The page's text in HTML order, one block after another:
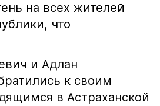
на всех жителей
что
и Адлан
к своим
в Астраханской